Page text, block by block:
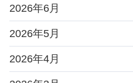
2026年6月
2026年5月
2026年4月